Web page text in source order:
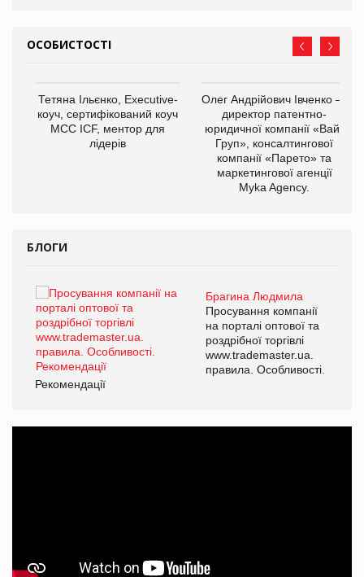
ОСОБИСТОСТІ
Тетяна Ільєнко, Executive-
коуч, сертифікований коуч
МСС ICF, ментор для
лідерів
Олег Андрійович Івченко —
директор патентно-
юридичної компанії «Вайз
Груп», консалтингової
компанії «Парето» та
маркетингової агенції
Myka Agency.
БЛОГИ
Брагина Людмила
Просування компанії
на порталі оптової та
роздрібної торгівлі
www.trademaster.ua.
правила. Особливості.
Рекомендації